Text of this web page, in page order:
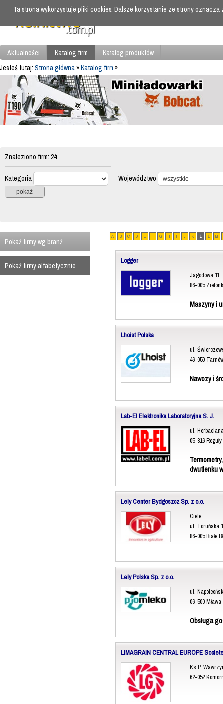
Aktualności Katalog firm
Katalog produktów
Jesteś tutaj: Strona główna»Katalog firm »
Znaleziono firm: 24
Kategoria Województwo
Pokaż firmy wg branż
Pokaż firmy alfabetycznie
A B C D E F G H I J K L Ł M
Logger
Jagodowa 11
86-005
Maszyny i
Lhoist Polska
ul.
46-050
Nawozy i
Lab-El Elektronika Laboratoryjna S. J.
ul.
05-816 Reguły
dwutlenku
Lely Center Bydgoszcz Sp. z o.o.
Ciele
ul. Toruńska
86-005 Białe
Lely Polska Sp. z o.o.
ul.
06-500 Mława
Obsługa
LIMAGRAIN CENTRAL EUROPE
Ks.P.
62-052
Ta strona wykorzystuje pliki cookies. Dalsze korzystanie ze strony